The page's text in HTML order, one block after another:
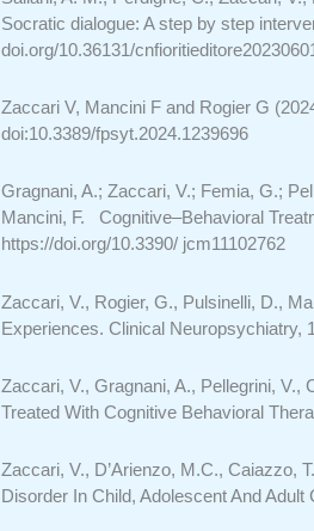
Socratic dialogue: A step by step
doi.org/10.36131/
Zaccari V, Mancini F and Rogier G
doi:10.3389/fpsyt.2024.1239696
Gragnani, A.; Zaccari, V.; Femia, G.;
Mancini, F. Cognitive–Behavioral
https://doi.org/10.3390/ jcm11102762
Zaccari, V., Rogier, G., Pulsinelli, D.,
Experiences. Clinical Neuropsychiatry,
Zaccari, V., Gragnani, A., Pellegrini, V.,
Treated With Cognitive Behavioral
Zaccari, V., D’Arienzo, M.C., Caiazzo,
Disorder In Child, Adolescent And Adult